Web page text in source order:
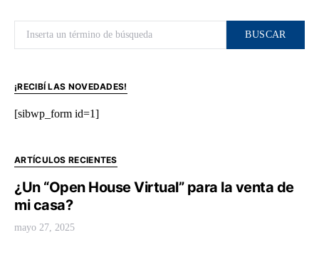
BUSCAR
¡RECIBÍ LAS NOVEDADES!
[sibwp_form id=1]
ARTÍCULOS RECIENTES
¿Un “Open House Virtual” para la venta de
mi casa?
mayo 27, 2025